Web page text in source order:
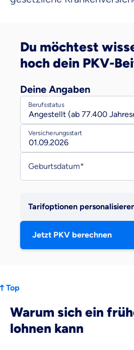
Du möchtest
hoch dein PKV-
Deine Angaben
Erste Informationen zur
Berufsstatus
Versicherungsstart
Geburtsdatum*
Tarifoptionen
Jetzt PKV berechnen
Top
Warum sich ein
lohnen kann